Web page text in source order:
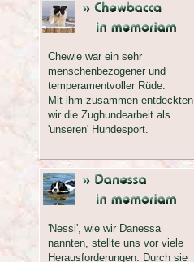
Chewie war ein sehr
menschenbezogener und
temperamentvoller Rüde.
Mit ihm zusammen entdeckten
wir die Zughundearbeit als
'unseren' Hundesport.
'Nessi', wie wir Danessa
nannten, stellte uns vor viele
Herausforderungen. Durch sie